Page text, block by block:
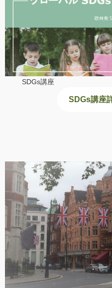
SDGs講座
SDGs講座